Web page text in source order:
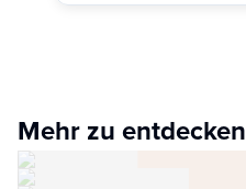
Mehr zu entdecken